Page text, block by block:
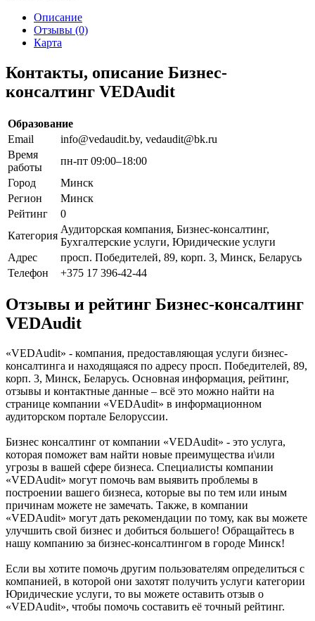
Описание
Отзывы (0)
Карта
Контакты, описание Бизнес-
консалтинг VEDAudit
Образование
Email
info@vedaudit.by, vedaudit@bk.ru
Время
работы
пн-пт 09:00–18:00
Город
Минск
Регион
Минск
Рейтинг
0
Категория
Аудиторская компания, Бизнес-консалтинг,
Бухгалтерские услуги, Юридические услуги
Адрес
просп. Победителей, 89, корп. 3, Минск, Беларусь
Телефон
+375 17 396-42-44
Отзывы и рейтинг Бизнес-консалтинг
VEDAudit
«VEDAudit» - компания, предоставляющая услуги бизнес-
консалтинга и находящаяся по адресу просп. Победителей, 89,
корп. 3, Минск, Беларусь. Основная информация, рейтинг,
отзывы и контактные данные – всё это можно найти на
странице компании «VEDAudit» в информационном
аудиторском портале Белоруссии.
Бизнес консалтинг от компании «VEDAudit» - это услуга,
которая поможет вам найти новые преимущества и\или
угрозы в вашей сфере бизнеса. Специалисты компании
«VEDAudit» могут помочь вам выявить проблемы в
построении вашего бизнеса, которые вы по тем или иным
причинам можете не замечать. Также, в компании
«VEDAudit» могут дать рекомендации по тому, как вы можете
улучшить свой бизнес и добиться большего! Обращайтесь в
нашу компанию за бизнес-консалтингом в городе Минск!
Если вы хотите помочь другим пользователям определиться с
компанией, в которой они захотят получить услуги категории
Юридические услуги, то вы можете оставить отзыв о
«VEDAudit», чтобы помочь составить её точный рейтинг.